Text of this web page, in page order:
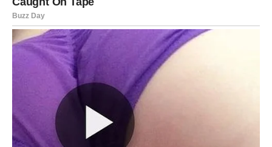
Na kraju, pravilno pranje nije samo način da odjeća izgleda
čisto. To je i način da produžimo njen vijek trajanja i
izbjegnemo nepotrebne troškove. Male promjene u navikama
mogu donijeti velike rezultate, a upravo u tome leži prava
vrijednost ovih savjeta.
Oglasi